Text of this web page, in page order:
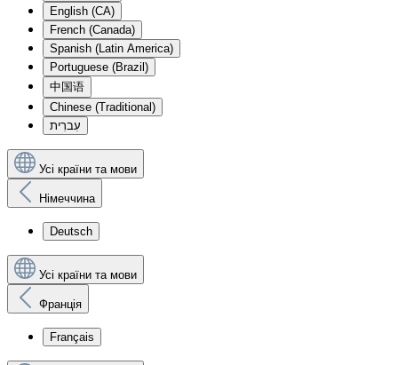
English (CA)
French (Canada)
Spanish (Latin America)
Portuguese (Brazil)
中国语
Chinese (Traditional)
עִברִית
Усі країни та мови
Німеччина
Deutsch
Усі країни та мови
Франція
Français